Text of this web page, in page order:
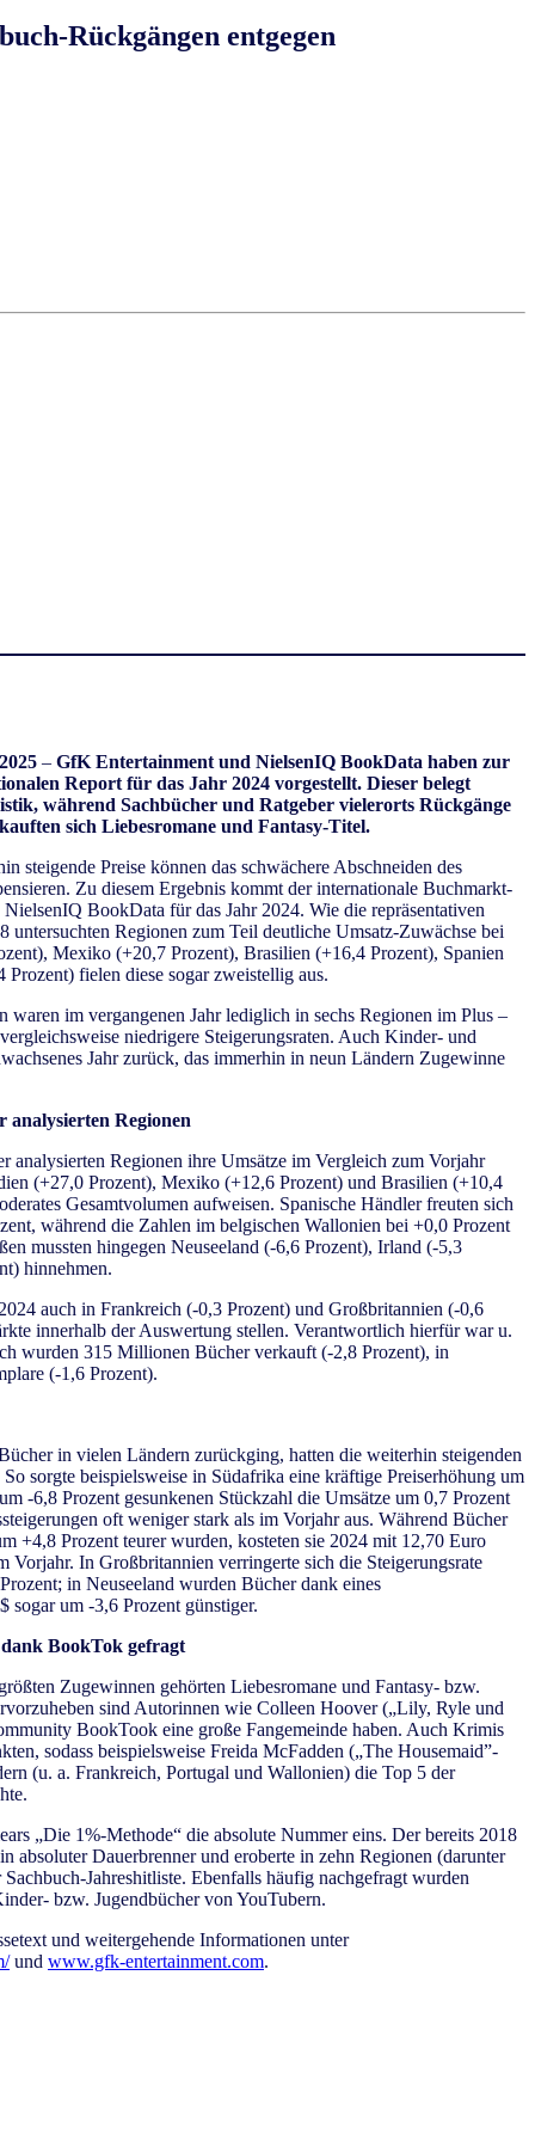
Rückgängen entgegen
– GfK Entertainment und NielsenIQ BookData haben zur
Report für das Jahr 2024 vorgestellt. Dieser belegt
während Sachbücher und Ratgeber vielerorts Rückgänge
sich Liebesromane und Fantasy-Titel.
steigende Preise können das schwächere Abschneiden des
Zu diesem Ergebnis kommt der internationale Buchmarkt-
BookData für das Jahr 2024. Wie die repräsentativen
untersuchten Regionen zum Teil deutliche Umsatz-Zuwächse bei
Mexiko (+20,7 Prozent), Brasilien (+16,4 Prozent), Spanien
fielen diese sogar zweistellig aus.
waren im vergangenen Jahr lediglich in sechs Regionen im Plus –
niedrigere Steigerungsraten. Auch Kinder- und
Jahr zurück, das immerhin in neun Ländern Zugewinne
analysierten Regionen
analysierten Regionen ihre Umsätze im Vergleich zum Vorjahr
(+27,0 Prozent), Mexiko (+12,6 Prozent) und Brasilien (+10,4
Gesamtvolumen aufweisen. Spanische Händler freuten sich
während die Zahlen im belgischen Wallonien bei +0,0 Prozent
mussten hingegen Neuseeland (-6,6 Prozent), Irland (-5,3
hinnehmen.
auch in Frankreich (-0,3 Prozent) und Großbritannien (-0,6
innerhalb der Auswertung stellen. Verantwortlich hierfür war u.
wurden 315 Millionen Bücher verkauft (-2,8 Prozent), in
(-1,6 Prozent).
in vielen Ländern zurückging, hatten die weiterhin steigenden
sorgte beispielsweise in Südafrika eine kräftige Preiserhöhung um
-6,8 Prozent gesunkenen Stückzahl die Umsätze um 0,7 Prozent
oft weniger stark als im Vorjahr aus. Während Bücher
+4,8 Prozent teurer wurden, kosteten sie 2024 mit 12,70 Euro
Vorjahr. In Großbritannien verringerte sich die Steigerungsrate
in Neuseeland wurden Bücher dank eines
sogar um -3,6 Prozent günstiger.
BookTok gefragt
Zugewinnen gehörten Liebesromane und Fantasy- bzw.
sind Autorinnen wie Colleen Hoover („Lily, Ryle und
BookTook eine große Fangemeinde haben. Auch Krimis
sodass beispielsweise Freida McFadden („The Housemaid”-
(u. a. Frankreich, Portugal und Wallonien) die Top 5 der
„Die 1%-Methode“ die absolute Nummer eins. Der bereits 2018
absoluter Dauerbrenner und eroberte in zehn Regionen (darunter
Jahreshitliste. Ebenfalls häufig nachgefragt wurden
bzw. Jugendbücher von YouTubern.
und weitergehende Informationen unter
und www.gfk-entertainment.com.